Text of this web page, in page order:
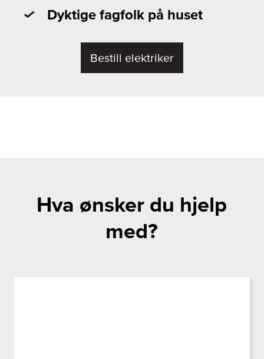
Dyktige fagfolk på huset
Bestill elektriker
Hva ønsker du hjelp
med?